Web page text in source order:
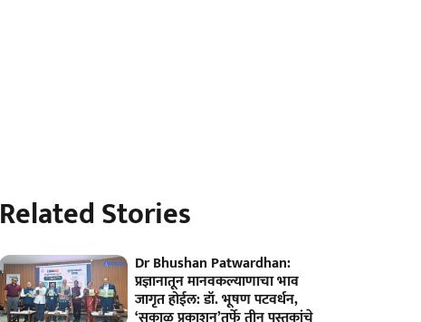
Related Stories
Dr Bhushan Patwardhan:
प्रज्ञानातून मानवकल्याणाचा भाव
जागृत होईल: डॉ. भूषण पटवर्धन,